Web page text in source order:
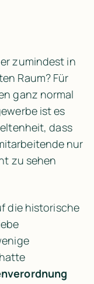
zumindest in
Raum? Für
ganz normal
ist es
dass
nur
zu sehen
die historische